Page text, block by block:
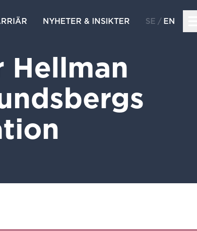
NYHETER & INSIKTER SE EN
Hellman